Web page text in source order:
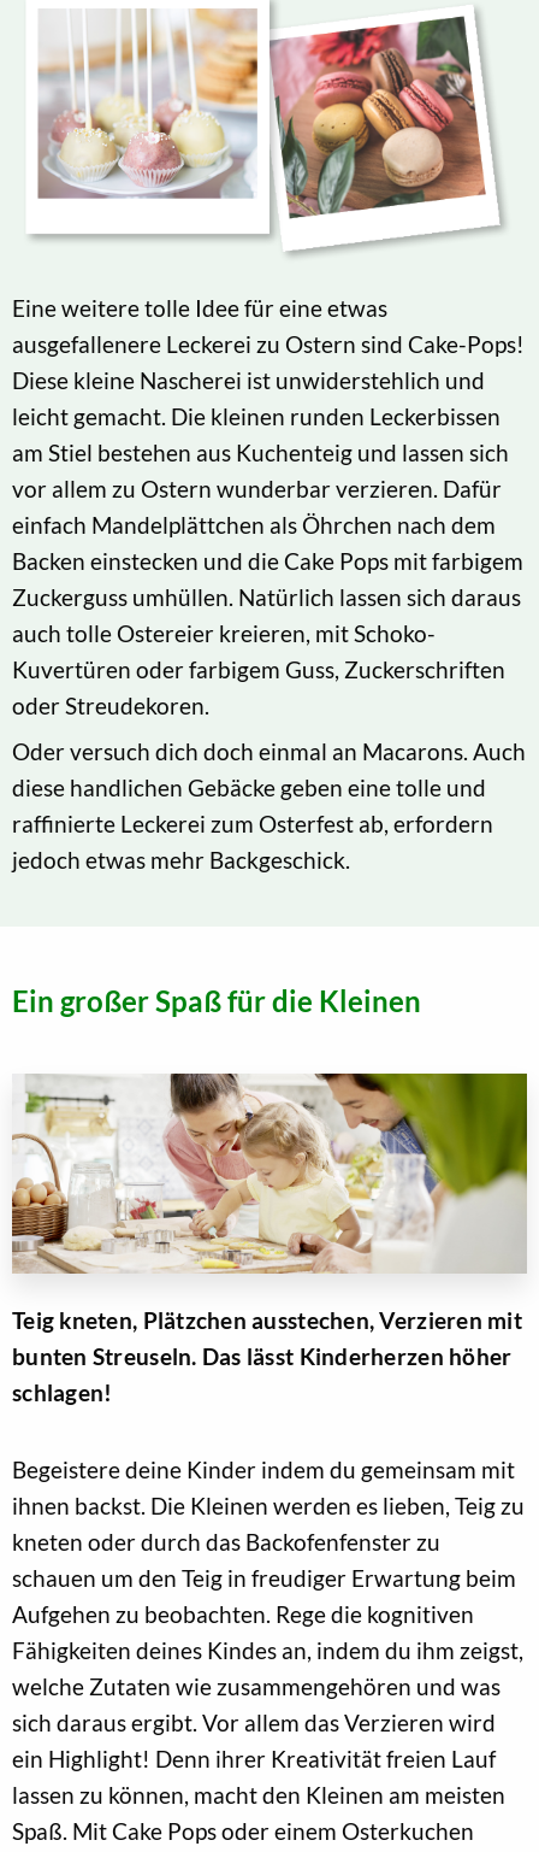
Eine weitere tolle Idee für eine etwas
ausgefallenere Leckerei zu Ostern sind Cake-Pops!
Diese kleine Nascherei ist unwiderstehlich und
leicht gemacht. Die kleinen runden Leckerbissen
am Stiel bestehen aus Kuchenteig und lassen sich
vor allem zu Ostern wunderbar verzieren. Dafür
einfach Mandelplättchen als Öhrchen nach dem
Backen einstecken und die Cake Pops mit farbigem
Zuckerguss umhüllen. Natürlich lassen sich daraus
auch tolle Ostereier kreieren, mit Schoko-
Kuvertüren oder farbigem Guss, Zuckerschriften
oder Streudekoren.
Oder versuch dich doch einmal an Macarons. Auch
diese handlichen Gebäcke geben eine tolle und
raffinierte Leckerei zum Osterfest ab, erfordern
jedoch etwas mehr Backgeschick.
Ein großer Spaß für die Kleinen
Teig kneten, Plätzchen ausstechen, Verzieren mit
bunten Streuseln. Das lässt Kinderherzen höher
schlagen!
Begeistere deine Kinder indem du gemeinsam mit
ihnen backst. Die Kleinen werden es lieben, Teig zu
kneten oder durch das Backofenfenster zu
schauen um den Teig in freudiger Erwartung beim
Aufgehen zu beobachten. Rege die kognitiven
Fähigkeiten deines Kindes an, indem du ihm zeigst,
welche Zutaten wie zusammengehören und was
sich daraus ergibt. Vor allem das Verzieren wird
ein Highlight! Denn ihrer Kreativität freien Lauf
lassen zu können, macht den Kleinen am meisten
Spaß. Mit Cake Pops oder einem Osterkuchen